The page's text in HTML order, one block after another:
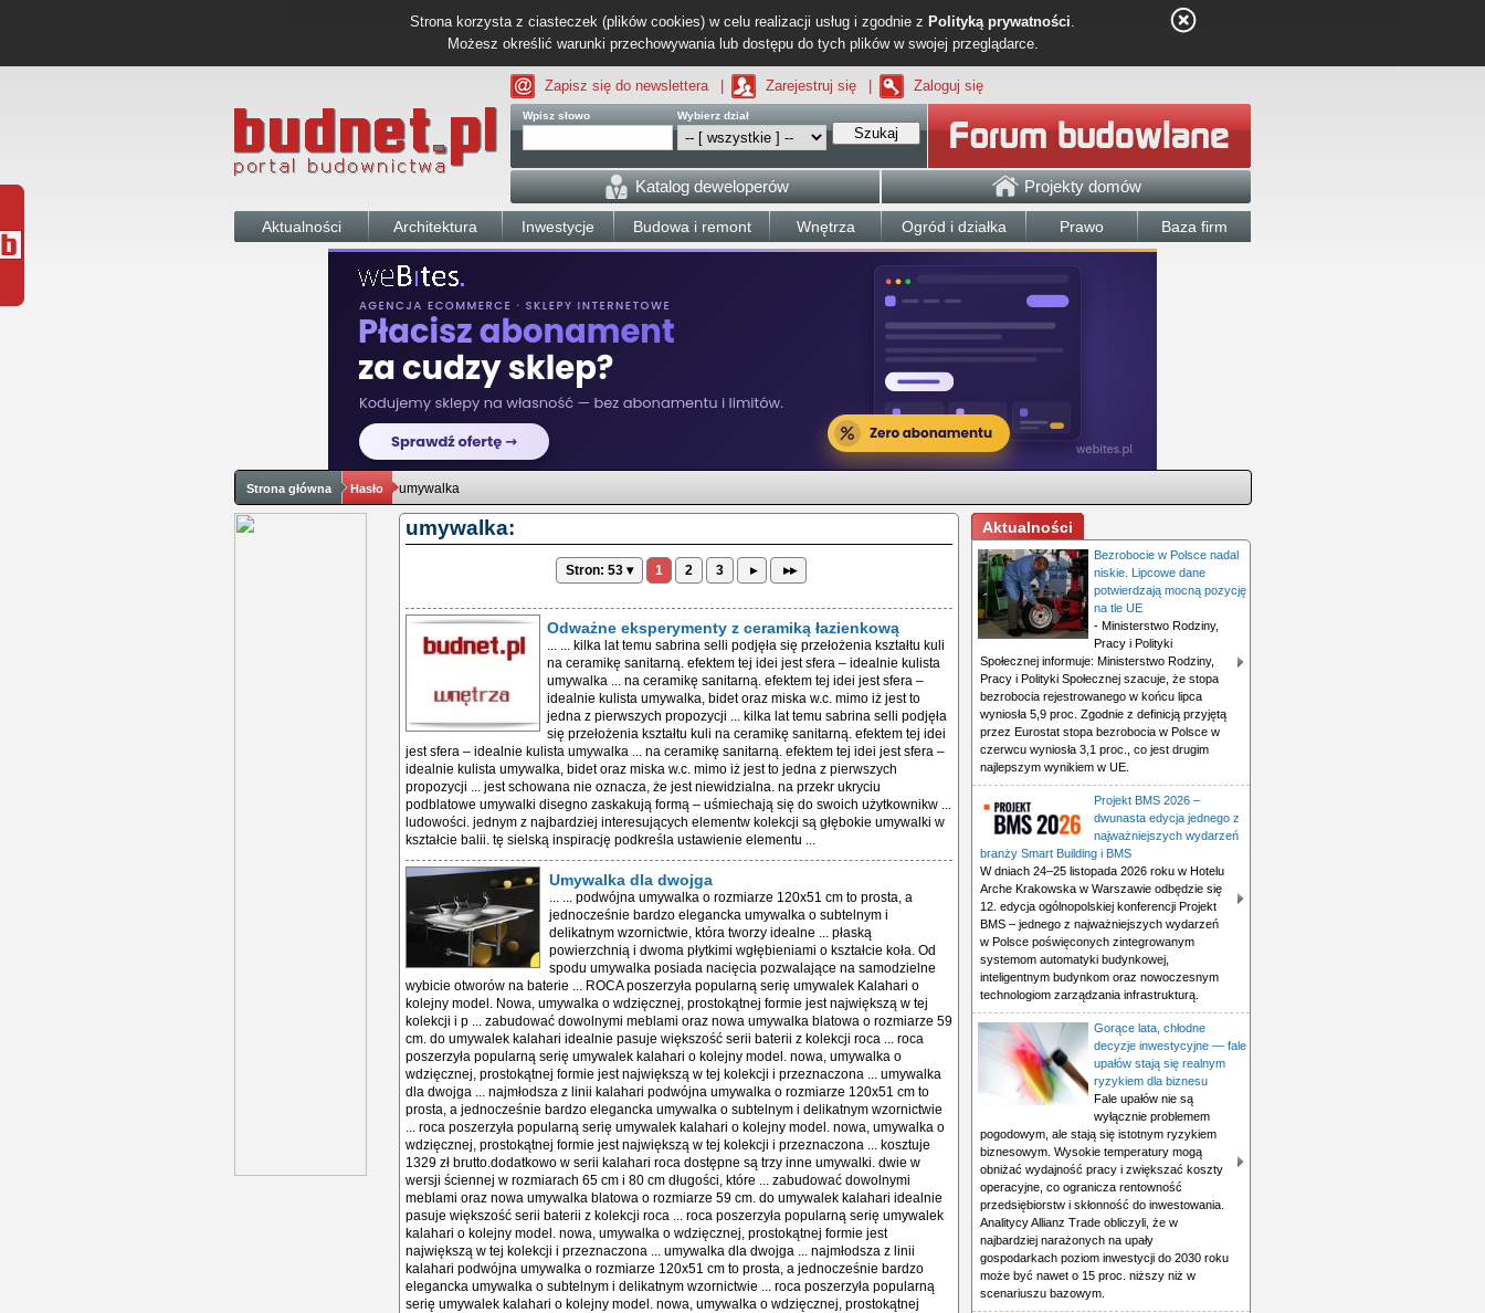
Strona korzysta z ciasteczek (plików cookies) w celu realizacji usług i zgodnie z Polityką prywatności.
Możesz określić warunki przechowywania lub dostępu do tych plików w swojej przeglądarce.
Zapisz się do newslettera Zarejestruj się Zaloguj się
Wpisz słowo Wybierz dział
Szukaj
Katalog deweloperów Projekty domów
Aktualności Architektura Inwestycje Budowa i remont Wnętrza Ogród i działka Prawo Baza firm
Strona główna Hasło umywalka
umywalka:
Stron: 53 ▾ 1 2 3 ▸ ▸▸
Odważne eksperymenty z ceramiką łazienkową
... ... kilka lat temu sabrina selli podjęła się przełożenia kształtu kuli
na ceramikę sanitarną. efektem tej idei jest sfera – idealnie kulista
umywalka ... na ceramikę sanitarną. efektem tej idei jest sfera –
idealnie kulista umywalka, bidet oraz miska w.c. mimo iż jest to
jedna z pierwszych propozycji ... kilka lat temu sabrina selli podjęła
się przełożenia kształtu kuli na ceramikę sanitarną. efektem tej idei
jest sfera – idealnie kulista umywalka ... na ceramikę sanitarną. efektem tej idei jest sfera –
idealnie kulista umywalka, bidet oraz miska w.c. mimo iż jest to jedna z pierwszych
propozycji ... jest schowana nie oznacza, że jest niewidzialna. na przekr ukryciu
podblatowe umywalki disegno zaskakują formą – uśmiechają się do swoich użytkownikw ...
ludowości. jednym z najbardziej interesujących elementw kolekcji są głębokie umywalki w
kształcie balii. tę sielską inspirację podkreśla ustawienie elementu ...
Umywalka dla dwojga
... ... podwójna umywalka o rozmiarze 120x51 cm to prosta, a
jednocześnie bardzo elegancka umywalka o subtelnym i
delikatnym wzornictwie, która tworzy idealne ... płaską
powierzchnią i dwoma płytkimi wgłębieniami o kształcie koła. Od
spodu umywalka posiada nacięcia pozwalające na samodzielne
wybicie otworów na baterie ... ROCA poszerzyła popularną serię umywalek Kalahari o
kolejny model. Nowa, umywalka o wdzięcznej, prostokątnej formie jest największą w tej
kolekcji i p ... zabudować dowolnymi meblami oraz nowa umywalka blatowa o rozmiarze 59
cm. do umywalek kalahari idealnie pasuje większość serii baterii z kolekcji roca ... roca
poszerzyła popularną serię umywalek kalahari o kolejny model. nowa, umywalka o
wdzięcznej, prostokątnej formie jest największą w tej kolekcji i przeznaczona ... umywalka
dla dwojga ... najmłodsza z linii kalahari podwójna umywalka o rozmiarze 120x51 cm to
prosta, a jednocześnie bardzo elegancka umywalka o subtelnym i delikatnym wzornictwie
... roca poszerzyła popularną serię umywalek kalahari o kolejny model. nowa, umywalka o
wdzięcznej, prostokątnej formie jest największą w tej kolekcji i przeznaczona ... kosztuje
1329 zł brutto.dodatkowo w serii kalahari roca dostępne są trzy inne umywalki. dwie w
wersji ściennej w rozmiarach 65 cm i 80 cm długości, które ... zabudować dowolnymi
meblami oraz nowa umywalka blatowa o rozmiarze 59 cm. do umywalek kalahari idealnie
pasuje większość serii baterii z kolekcji roca ... roca poszerzyła popularną serię umywalek
kalahari o kolejny model. nowa, umywalka o wdzięcznej, prostokątnej formie jest
największą w tej kolekcji i przeznaczona ... umywalka dla dwojga ... najmłodsza z linii
kalahari podwójna umywalka o rozmiarze 120x51 cm to prosta, a jednocześnie bardzo
elegancka umywalka o subtelnym i delikatnym wzornictwie ... roca poszerzyła popularną
serię umywalek kalahari o kolejny model. nowa, umywalka o wdzięcznej, prostokątnej
Aktualności
Bezrobocie w Polsce nadal
niskie. Lipcowe dane
potwierdzają mocną pozycję
na tle UE
- Ministerstwo Rodziny,
Pracy i Polityki
Społecznej informuje: Ministerstwo Rodziny,
Pracy i Polityki Społecznej szacuje, że stopa
bezrobocia rejestrowanego w końcu lipca
wyniosła 5,9 proc. Zgodnie z definicją przyjętą
przez Eurostat stopa bezrobocia w Polsce w
czerwcu wyniosła 3,1 proc., co jest drugim
najlepszym wynikiem w UE.
Projekt BMS 2026 –
dwunasta edycja jednego z
najważniejszych wydarzeń
branży Smart Building i BMS
W dniach 24–25 listopada 2026 roku w Hotelu
Arche Krakowska w Warszawie odbędzie się
12. edycja ogólnopolskiej konferencji Projekt
BMS – jednego z najważniejszych wydarzeń
w Polsce poświęconych zintegrowanym
systemom automatyki budynkowej,
inteligentnym budynkom oraz nowoczesnym
technologiom zarządzania infrastrukturą.
Gorące lata, chłodne
decyzje inwestycyjne — fale
upałów stają się realnym
ryzykiem dla biznesu
Fale upałów nie są
wyłącznie problemem
pogodowym, ale stają się istotnym ryzykiem
biznesowym. Wysokie temperatury mogą
obniżać wydajność pracy i zwiększać koszty
operacyjne, co ogranicza rentowność
przedsiębiorstw i skłonność do inwestowania.
Analitycy Allianz Trade obliczyli, że w
najbardziej narażonych na upały
gospodarkach poziom inwestycji do 2030 roku
może być nawet o 15 proc. niższy niż w
scenariuszu bazowym.